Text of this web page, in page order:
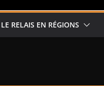
LE RELAIS EN RÉGIONS